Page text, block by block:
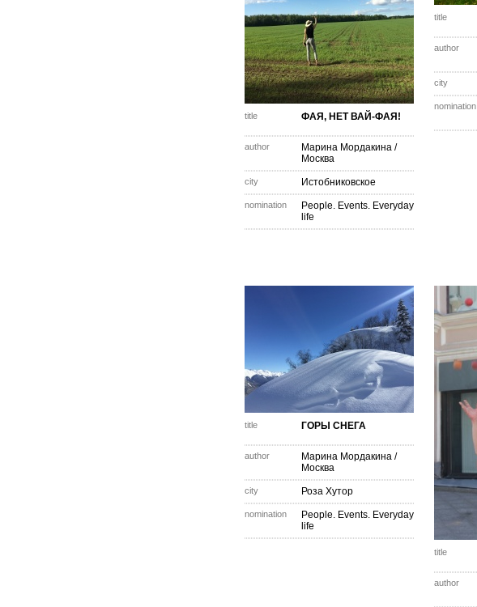
title ФАЯ, НЕТ ВАЙ-ФАЯ!
author Марина Мордакина /
Москва
city Истобниковское
nomination
People. Events. Everyday
life
title
author
city
nomination
title ГОРЫ СНЕГА
author Марина Мордакина /
Москва
city Роза Хутор
nomination
People. Events. Everyday
life
title
author